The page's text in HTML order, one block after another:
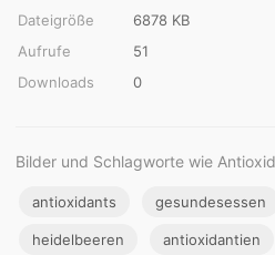
Dateigröße
6878 KB
Aufrufe
51
Downloads
0
Bilder und Schlagworte wie
antioxidants gesundesessen
heidelbeeren antioxidantien